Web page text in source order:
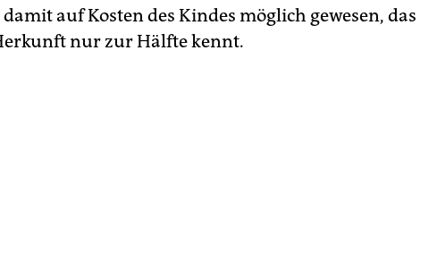
auf Kosten des Kindes möglich gewesen, das
nur zur Hälfte kennt.